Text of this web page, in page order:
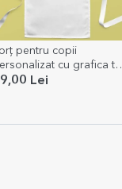
pentru copii
cu grafica ta
Lei